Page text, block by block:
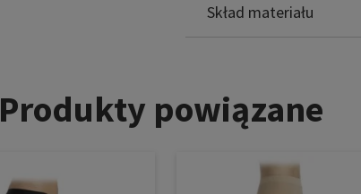
Skład materiału
Produkty powiązane